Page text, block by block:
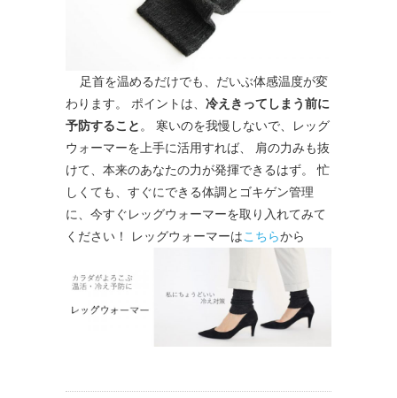
足首を温めるだけでも、だいぶ体感温度が変
わります。 ポイントは、 冷えきってしまう前に
予防すること 。 寒いのを我慢しないで、レッグ
ウォーマーを上手に活用すれば、 肩の力みも抜
けて、本来のあなたの力が発揮できるはず。 忙
しくても、すぐにできる体調とゴキゲン管理
に、今すぐレッグウォーマーを取り入れてみて
ください！ レッグウォーマーはこちらから